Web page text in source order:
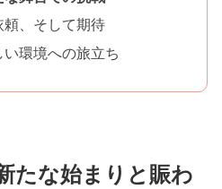
、そして期待
環境への旅立ち
たな始まりと賑わ